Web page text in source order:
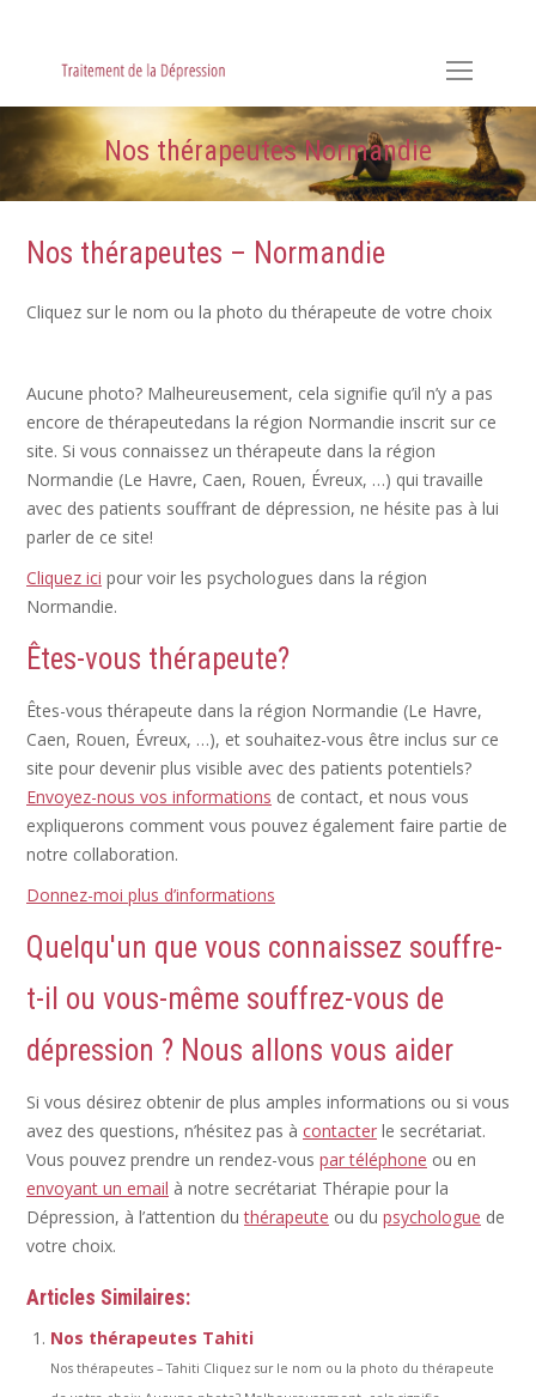
Nos thérapeutes Normandie
Nos thérapeutes – Normandie
Cliquez sur le nom ou la photo du thérapeute de votre choix
Aucune photo? Malheureusement, cela signifie qu’il n’y a pas
encore de thérapeutedans la région Normandie inscrit sur ce
site. Si vous connaissez un thérapeute dans la région
Normandie (Le Havre, Caen, Rouen, Évreux, …) qui travaille
avec des patients souffrant de dépression, ne hésite pas à lui
parler de ce site!
Cliquez ici pour voir les psychologues dans la région
Normandie.
Êtes-vous thérapeute?
Êtes-vous thérapeute dans la région Normandie (Le Havre,
Caen, Rouen, Évreux, …), et souhaitez-vous être inclus sur ce
site pour devenir plus visible avec des patients potentiels?
Envoyez-nous vos informations de contact, et nous vous
expliquerons comment vous pouvez également faire partie de
notre collaboration.
Donnez-moi plus d’informations
Quelqu'un que vous connaissez souffre-
t-il ou vous-même souffrez-vous de
dépression ? Nous allons vous aider
Si vous désirez obtenir de plus amples informations ou si vous
avez des questions, n’hésitez pas à contacter le secrétariat.
Vous pouvez prendre un rendez-vous par téléphone ou en
envoyant un email à notre secrétariat Thérapie pour la
Dépression, à l’attention duthérapeute ou du psychologue de
votre choix.
Articles Similaires:
Nos thérapeutes Tahiti
Nos thérapeutes – Tahiti Cliquez sur le nom ou la photo du thérapeute